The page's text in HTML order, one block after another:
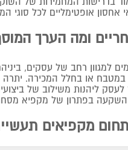
אחסון אופטימליים לכל
ומה הערך
למגוון רחב של עסקים,
או בחלל המכירה. יתרה
ליהנות משילוב של
בפתרון של מקפיא מסחרי
מקפיאים